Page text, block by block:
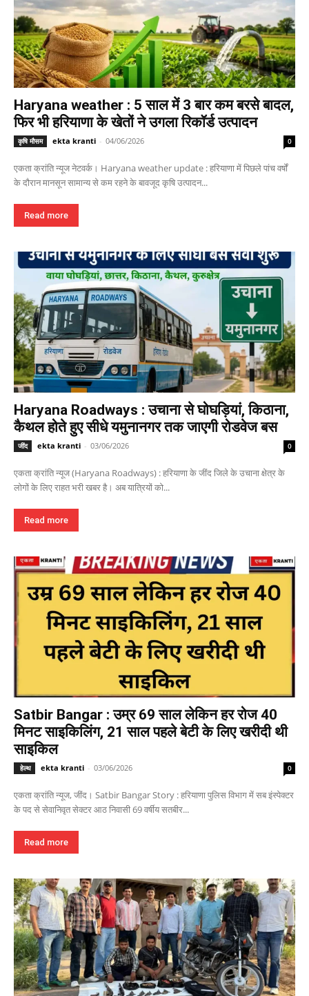
Haryana weather : 5 साल में 3 बार कम बरसे बादल,
फिर भी हरियाणा के खेतों ने उगला रिकॉर्ड उत्पादन
कृषि मौसम ekta kranti - 04/06/2026 0
एकता क्रांति न्यूज नेटवर्क। Haryana weather update : हरियाणा में पिछले पांच वर्षों
के दौरान मानसून सामान्य से कम रहने के बावजूद कृषि उत्पादन...
Read more
Haryana Roadways : उचाना से घोघड़ियां, किठाना,
कैथल होते हुए सीधे यमुनानगर तक जाएगी रोडवेज बस
जींद ekta kranti - 03/06/2026 0
एकता क्रांति न्यूज (Haryana Roadways) : हरियाणा के जींद जिले के उचाना क्षेत्र के
लोगों के लिए राहत भरी खबर है। अब यात्रियों को...
Read more
Satbir Bangar : उम्र 69 साल लेकिन हर रोज 40
मिनट साइकिलिंग, 21 साल पहले बेटी के लिए खरीदी थी
साइकिल
हेल्थ ekta kranti - 03/06/2026 0
एकता क्रांति न्यूज, जींद। Satbir Bangar Story : हरियाणा पुलिस विभाग में सब इंस्पेक्टर
के पद से सेवानिवृत सेक्टर आठ निवासी 69 वर्षीय सतबीर...
Read more